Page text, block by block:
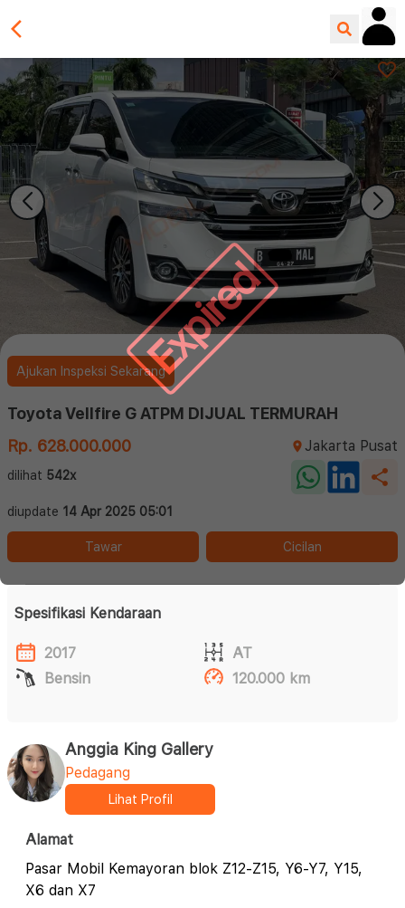
Expired
Ajukan Inspeksi Sekarang
Toyota Vellfire G ATPM DIJUAL TERMURAH
Rp. 628.000.000
Jakarta Pusat
dilihat 542x
diupdate 14 Apr 2025 05:01
Tawar Cicilan
Spesifikasi Kendaraan
2017
AT
Bensin
120.000 km
Anggia King Gallery
Pedagang
Lihat Profil
Alamat
Pasar Mobil Kemayoran blok Z12-Z15, Y6-Y7, Y15,
X6 dan X7